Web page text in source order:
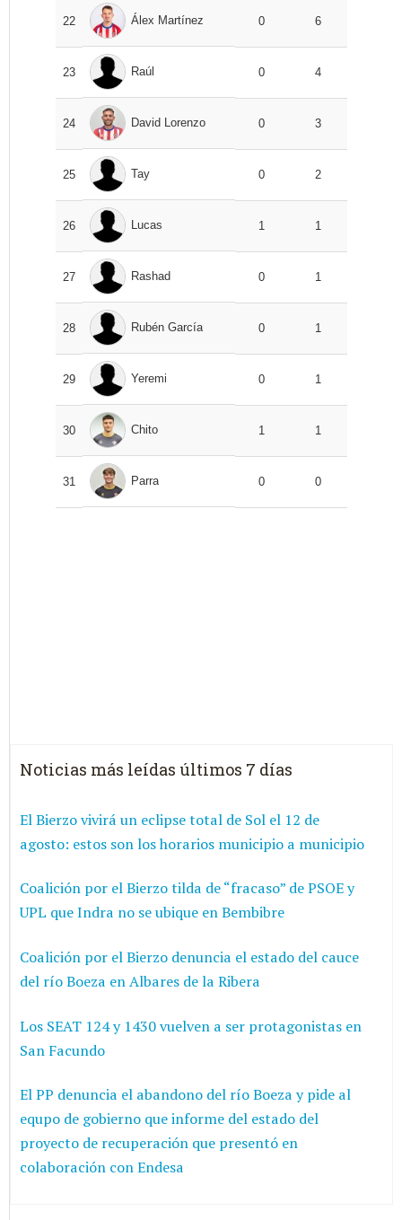
22 Álex Martínez 0 6
23 Raúl 0 4
24 David Lorenzo 0 3
25 Tay 0 2
26 Lucas 1 1
27 Rashad 0 1
28 Rubén García 0 1
29 Yeremi 0 1
30 Chito 1 1
31 Parra 0 0
Noticias más leídas últimos 7 días
El Bierzo vivirá un eclipse total de Sol el 12 de
agosto: estos son los horarios municipio a municipio
Coalición por el Bierzo tilda de “fracaso” de PSOE y
UPL que Indra no se ubique en Bembibre
Coalición por el Bierzo denuncia el estado del cauce
del río Boeza en Albares de la Ribera
Los SEAT 124 y 1430 vuelven a ser protagonistas en
San Facundo
El PP denuncia el abandono del río Boeza y pide al
equpo de gobierno que informe del estado del
proyecto de recuperación que presentó en
colaboración con Endesa